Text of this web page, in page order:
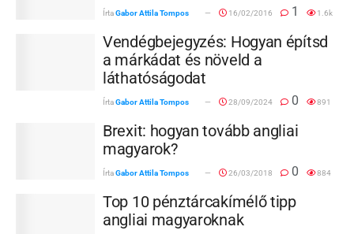
ÍrtaGabor Attila Tompos 16/02/2016 1 1.6k
Vendégbejegyzés: Hogyan építsd
a márkádat és növeld a
láthatóságodat
ÍrtaGabor Attila Tompos 28/09/2024 0 891
Brexit: hogyan tovább angliai
magyarok?
ÍrtaGabor Attila Tompos 26/03/2018 0 884
Top 10 pénztárcakímélő tipp
angliai magyaroknak